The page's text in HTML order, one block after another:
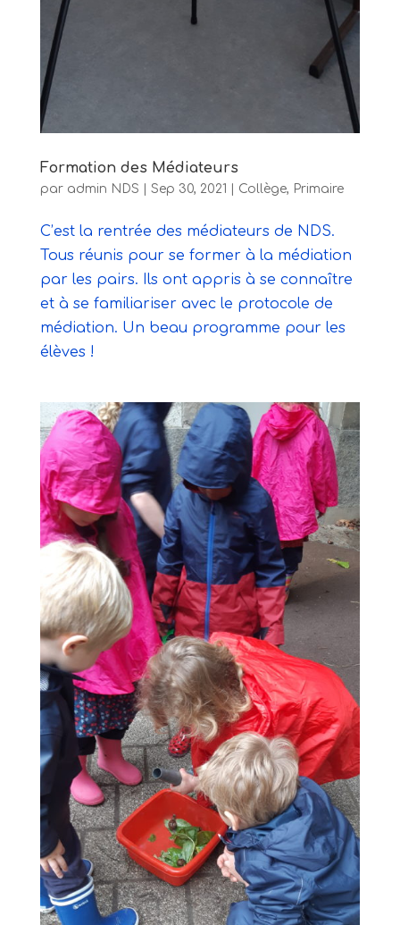
Formation des Médiateurs
par admin NDS Sep 30, 2021 Collège, Primaire
C’est la rentrée des médiateurs de NDS.
Tous réunis pour se former à la médiation
par les pairs. Ils ont appris à se connaître
et à se familiariser avec le protocole de
médiation. Un beau programme pour les
élèves !